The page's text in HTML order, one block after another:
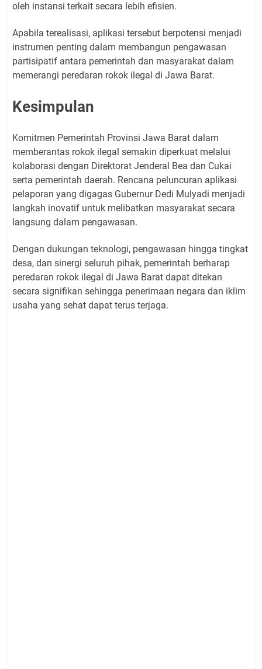
oleh instansi terkait secara lebih efisien.
Apabila terealisasi, aplikasi tersebut berpotensi menjadi
instrumen penting dalam membangun pengawasan
partisipatif antara pemerintah dan masyarakat dalam
memerangi peredaran rokok ilegal di Jawa Barat.
Kesimpulan
Komitmen Pemerintah Provinsi Jawa Barat dalam
memberantas rokok ilegal semakin diperkuat melalui
kolaborasi dengan Direktorat Jenderal Bea dan Cukai
serta pemerintah daerah. Rencana peluncuran aplikasi
pelaporan yang digagas Gubernur Dedi Mulyadi menjadi
langkah inovatif untuk melibatkan masyarakat secara
langsung dalam pengawasan.
Dengan dukungan teknologi, pengawasan hingga tingkat
desa, dan sinergi seluruh pihak, pemerintah berharap
peredaran rokok ilegal di Jawa Barat dapat ditekan
secara signifikan sehingga penerimaan negara dan iklim
usaha yang sehat dapat terus terjaga.